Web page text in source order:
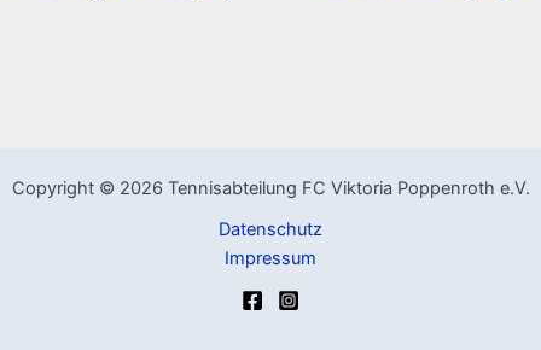
Copyright © 2026 Tennisabteilung FC Viktoria Poppenroth e.V.
Datenschutz
Impressum